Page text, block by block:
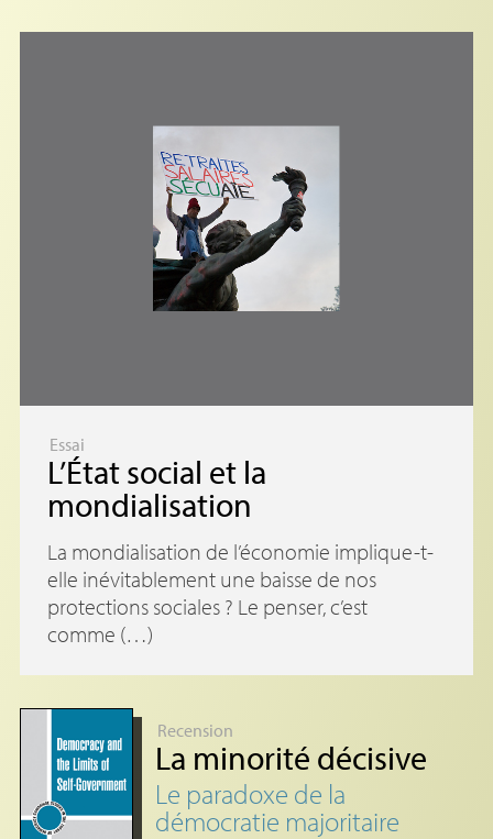
Essai
L’État social et la
mondialisation
La mondialisation de l’économie implique-t-
elle inévitablement une baisse de nos
protections sociales ? Le penser, c’est
comme (…)
Recension
La minorité décisive
Le paradoxe de la
démocratie majoritaire